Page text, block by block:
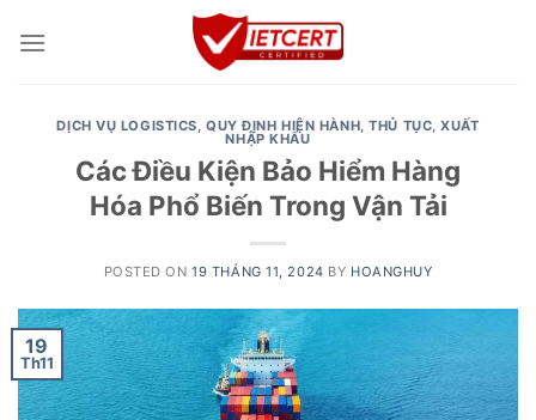
DỊCH VỤ LOGISTICS,QUY ĐỊNH HIỆN HÀNH,THỦ TỤC,XUẤT
NHẬP KHẨU
Các Điều Kiện Bảo Hiểm Hàng
Hóa Phổ Biến Trong Vận Tải
POSTED ON19 THÁNG 11, 2024 BY HOANGHUY
19
Th11